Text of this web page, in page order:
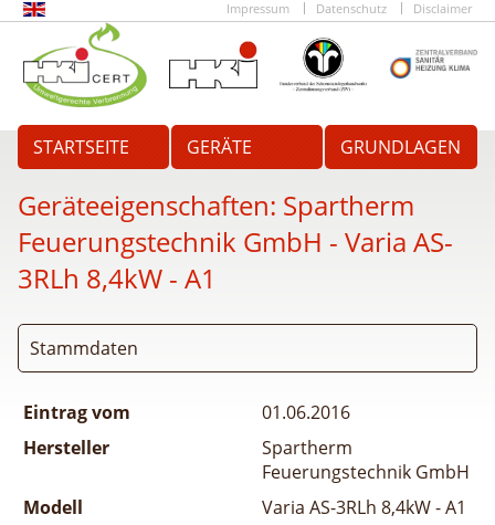
Impressum Datenschutz Disclaimer
STARTSEITE GERÄTE GRUNDLAGEN
Geräteeigenschaften: Spartherm
Feuerungstechnik GmbH - Varia AS-
3RLh 8,4kW - A1
Stammdaten
Eintrag vom
01.06.2016
Hersteller
Spartherm
Feuerungstechnik GmbH
Modell
Varia AS-3RLh 8,4kW - A1